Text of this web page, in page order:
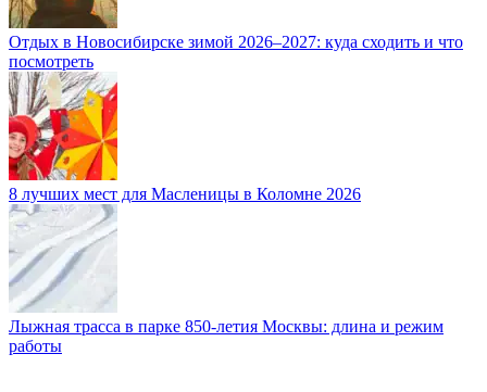
Отдых в Новосибирске зимой 2026–2027: куда сходить и что
посмотреть
8 лучших мест для Масленицы в Коломне 2026
Лыжная трасса в парке 850-летия Москвы: длина и режим
работы